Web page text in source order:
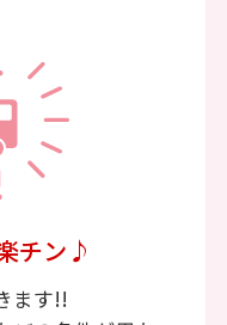
チン♪
ます!!